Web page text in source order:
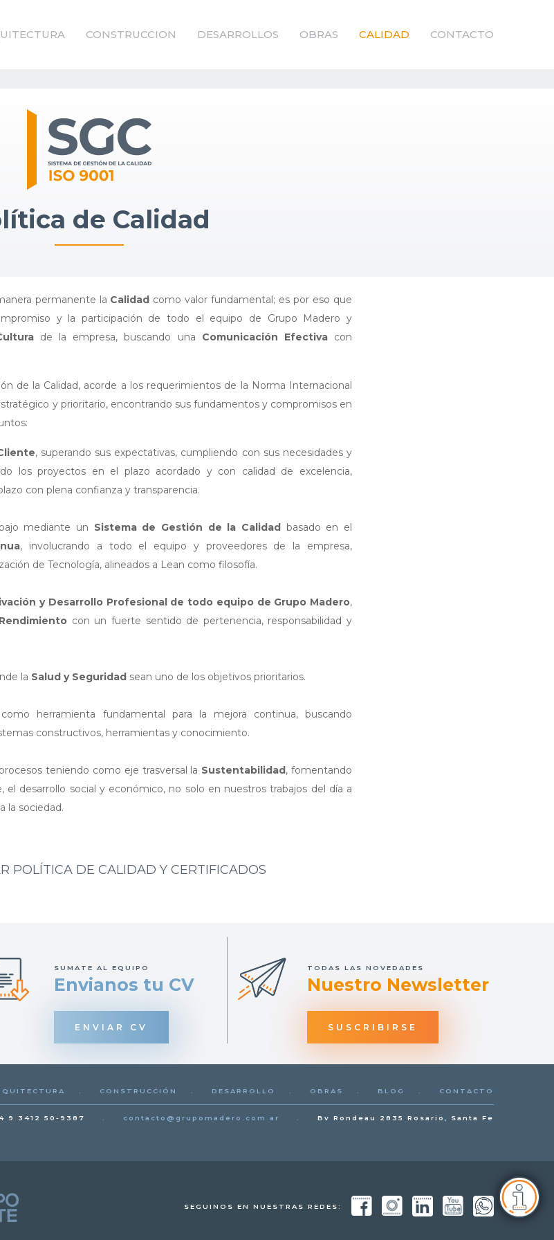
CONSTRUCCION DESARROLLOS OBRAS CALIDAD CONTACTO
de Calidad
permanente la Calidad como valor fundamental; es por eso que
y la participación de todo el equipo de Grupo Madero y
de la empresa, buscando una Comunicación Efectivacon
de la Calidad, acorde a los requerimientos de la Norma Internacional
y prioritario, encontrando sus fundamentos y compromisos en
, superando sus expectativas, cumpliendo con sus necesidades y
los proyectos en el plazo acordado y con calidad de excelencia,
con plena confianza y transparencia.
mediante un Sistema de Gestión de la Calidad basado en el
, involucrando a todo el equipo y proveedores de la empresa,
de Tecnología, alineados a Lean como filosofía.
y Desarrollo Profesional de todo equipo de Grupo Madero,
con un fuerte sentido de pertenencia, responsabilidad y
la Salud y Seguridad sean uno de los objetivos prioritarios.
como herramienta fundamental para la mejora continua, buscando
constructivos, herramientas y conocimiento.
teniendo como eje trasversal la Sustentabilidad, fomentando
desarrollo social y económico, no solo en nuestros trabajos del día a
la sociedad.
POLÍTICA DE CALIDAD Y CERTIFICADOS
SUMATE AL EQUIPO
Envianos tu CV
ENVIAR CV
TODAS LAS NOVEDADES
Nuestro Newsletter
SUSCRIBIRSE
CONSTRUCCIÓN DESARROLLO OBRAS BLOG CONTACTO
9 3412 50-9387 contacto@grupomadero.com.ar Bv Rondeau 2835 Rosario, Santa Fe
SEGUINOS EN NUESTRAS REDES: